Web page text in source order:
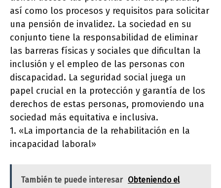
así como los procesos y requisitos para solicitar
una pensión de invalidez. La sociedad en su
conjunto tiene la responsabilidad de eliminar
las barreras físicas y sociales que dificultan la
inclusión y el empleo de las personas con
discapacidad. La seguridad social juega un
papel crucial en la protección y garantía de los
derechos de estas personas, promoviendo una
sociedad más equitativa e inclusiva.
1. «La importancia de la rehabilitación en la
incapacidad laboral»
También te puede interesar Obteniendo el